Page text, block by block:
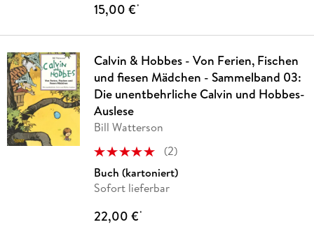
15,00 €*
Calvin & Hobbes - Von Ferien, Fischen
und fiesen Mädchen - Sammelband 03:
Die unentbehrliche Calvin und Hobbes-
Auslese
Bill Watterson
(2)
Buch (kartoniert)
Sofort lieferbar
22,00 €*